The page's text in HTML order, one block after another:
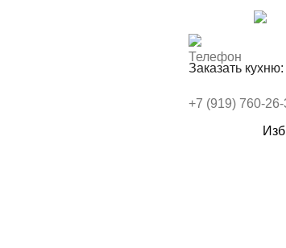
Заказать кухню:
+7 (919) 760-